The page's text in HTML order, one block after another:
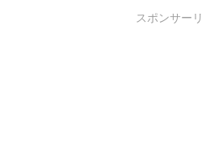
スポンサー